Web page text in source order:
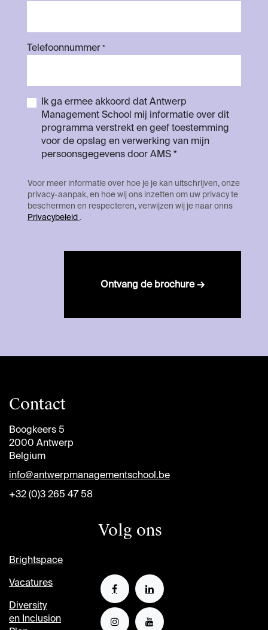
Telefoonnummer *
Ik ga ermee akkoord dat Antwerp
Management School mij informatie over dit
programma verstrekt en geef toestemming
voor de opslag en verwerking van mijn
persoonsgegevens door AMS *
Voor meer informatie over hoe je je kan uitschrijven, onze
privacy-aanpak, en hoe wij ons inzetten om uw privacy te
beschermen en respecteren, verwijzen wij je naar onns
Privacybeleid .
Ontvang de brochure →
Contact
Boogkeers 5
2000 Antwerp
Belgium
info@antwerpmanagementschool.be
+32 (0)3 265 47 58
Brightspace
Vacatures
Diversity
en Inclusion
Volg ons